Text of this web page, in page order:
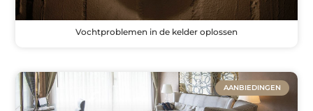
Vochtproblemen in de kelder oplossen
AANBIEDINGEN